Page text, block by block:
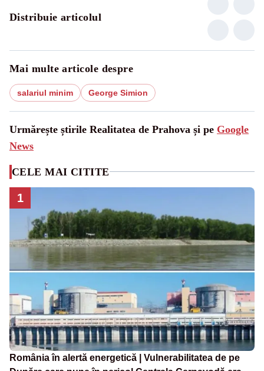
Distribuie articolul
Mai multe articole despre
salariul minim George Simion
Urmărește știrile Realitatea de Prahova și pe Google
News
CELE MAI CITITE
1
România în alertă energetică | Vulnerabilitatea de pe